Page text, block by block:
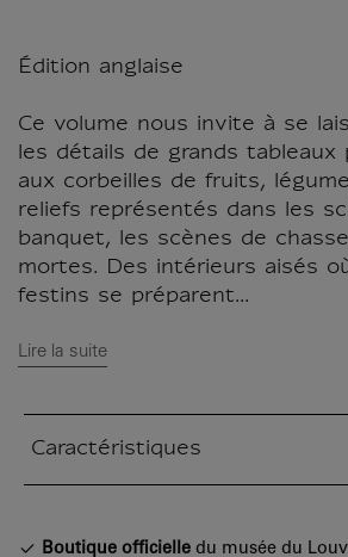
Édition anglaise
Ce volume nous invite à se
les détails de grands
aux corbeilles de fruits,
reliefs représentés dans les
banquet, les scènes de
mortes. Des intérieurs aisés
festins se préparent...
Lire la suite
Caractéristiques
Boutique officielle du musée du